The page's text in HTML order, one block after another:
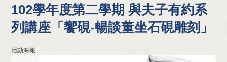
102學年度第二學期 與夫子有約系
列講座「饗硯-暢談董坐石硯雕刻」
活動海報